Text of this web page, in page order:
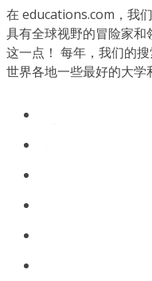
在 educations.com，我
具有全球视野的冒险家
这一点！ 每年，我们的
世界各地一些最好的大学